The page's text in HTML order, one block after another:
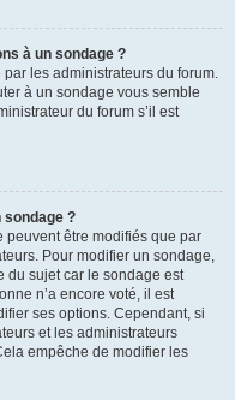
à un sondage ?
par les administrateurs du forum.
à un sondage vous semble
du forum s’il est
?
peuvent être modifiés que par
Pour modifier un sondage,
du sujet car le sondage est
n’a encore voté, il est
ses options. Cependant, si
et les administrateurs
empêche de modifier les